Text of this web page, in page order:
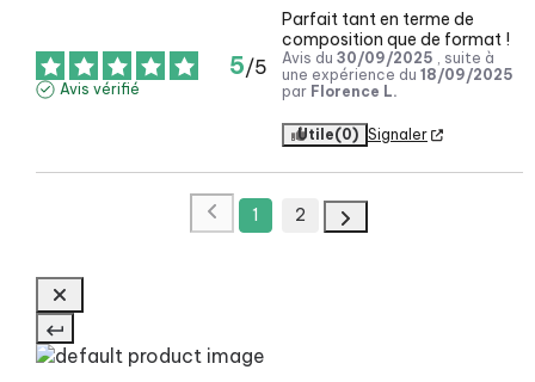
5/5
Avis vérifié
Parfait tant en terme de
composition que de format !
Avis du 30/09/2025 , suite à
une expérience du 18/09/2025
par Florence L.
Utile(0) Signaler
1 2